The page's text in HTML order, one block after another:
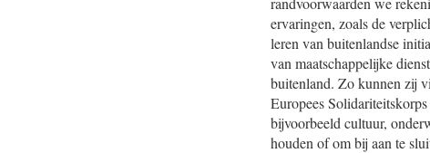
ervaringen, zoals de
leren van buitenlandse
van maatschappelijke
buitenland. Zo kunnen zij
Europees
bijvoorbeeld cultuur,
houden of om bij aan te